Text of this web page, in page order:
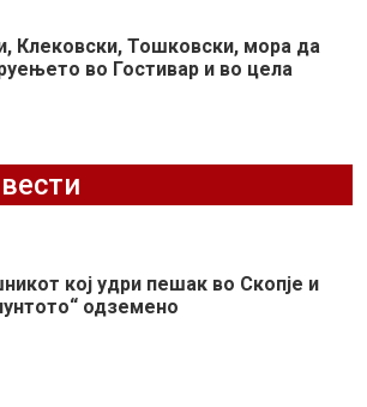
Клековски, Тошковски, мора да
во Гостивар и во цела
кој удри пешак во Скопје и
одземено